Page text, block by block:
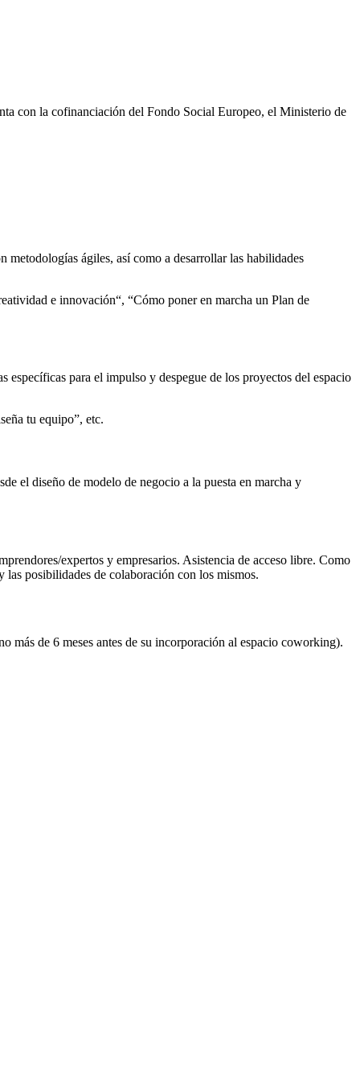
con la cofinanciación del Fondo Social Europeo, el Ministerio de
ágiles, así como a desarrollar las habilidades
e innovación“, “Cómo poner en marcha un Plan de
para el impulso y despegue de los proyectos del espacio
tu equipo”, etc.
el diseño de modelo de negocio a la puesta en marcha y
expertos y empresarios. Asistencia de acceso libre. Como
posibilidades de colaboración con los mismos.
más de 6 meses antes de su incorporación al espacio coworking).